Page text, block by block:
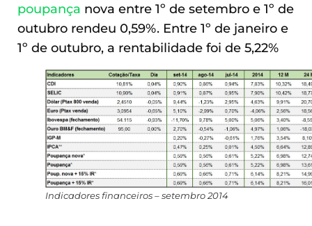
poupança nova entre 1º de setembro e 1º de
outubro rendeu 0,59%. Entre 1º de janeiro e
1º de outubro, a rentabilidade foi de 5,22%
Indicadores financeiros – setembro 2014